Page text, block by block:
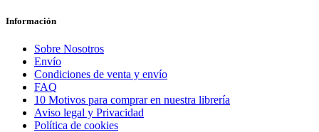
Información
Sobre Nosotros
Envío
Condiciones de venta y envío
FAQ
10 Motivos para comprar en nuestra librería
Aviso legal y Privacidad
Política de cookies